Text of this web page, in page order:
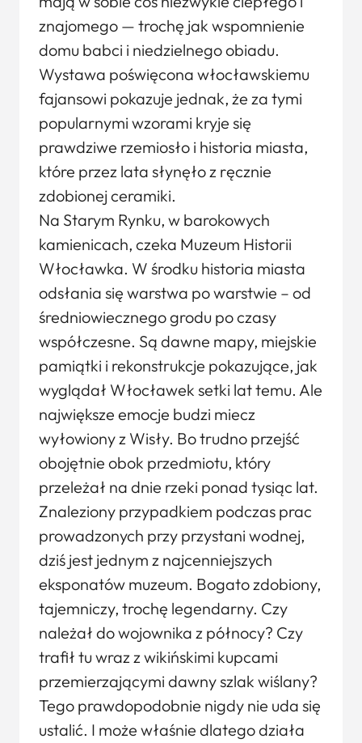
znajomego — trochę jak wspomnienie
domu babci i niedzielnego obiadu.
Wystawa poświęcona włocławskiemu
fajansowi pokazuje jednak, że za tymi
popularnymi wzorami kryje się
prawdziwe rzemiosło i historia miasta,
które przez lata słynęło z ręcznie
zdobionej ceramiki.
Na Starym Rynku, w barokowych
kamienicach, czeka Muzeum Historii
Włocławka. W środku historia miasta
odsłania się warstwa po warstwie – od
średniowiecznego grodu po czasy
współczesne. Są dawne mapy, miejskie
pamiątki i rekonstrukcje pokazujące, jak
wyglądał Włocławek setki lat temu. Ale
największe emocje budzi miecz
wyłowiony z Wisły. Bo trudno przejść
obojętnie obok przedmiotu, który
przeleżał na dnie rzeki ponad tysiąc lat.
Znaleziony przypadkiem podczas prac
prowadzonych przy przystani wodnej,
dziś jest jednym z najcenniejszych
eksponatów muzeum. Bogato zdobiony,
tajemniczy, trochę legendarny. Czy
należał do wojownika z północy? Czy
trafił tu wraz z wikińskimi kupcami
przemierzającymi dawny szlak wiślany?
Tego prawdopodobnie nigdy nie uda się
ustalić. I może właśnie dlatego działa